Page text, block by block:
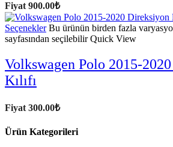
Fiyat 900.00₺
Seçenekler Bu ürünün birden fazla
sayfasından seçilebilirQuick View
Volkswagen Polo 2015-
Kılıfı
Fiyat 300.00₺
Ürün Kategorileri